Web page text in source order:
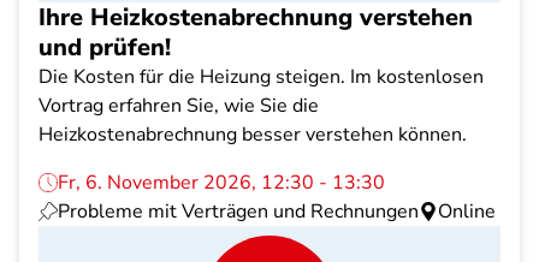
Ihre Heizkostenabrechnung verstehen
und prüfen!
Die Kosten für die Heizung steigen. Im kostenlosen
Vortrag erfahren Sie, wie Sie die
Heizkostenabrechnung besser verstehen können.
Fr, 6. November 2026, 12:30 - 13:30
Probleme mit Verträgen und Rechnungen
Online